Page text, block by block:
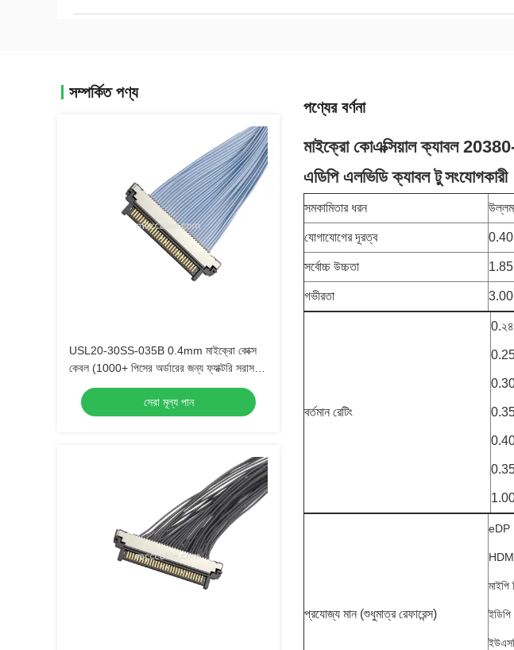
সম্পর্কিত পণ্য
USL20-30SS-035B 0.4mm মাইক্রো কোক্স
কেবল (1000+ পিসের অর্ডারের জন্য ফ্যাক্টরি সরাসরি
সেরা মূল্য পান
পণ্যের বর্ণনা
মাইক্রো কোএক্সিয়াল ক্যাবল
এডিপি এলভিডি ক্যাবল টুসংযোগকারী
সমকামিতার ধরন
যোগাযোগের দূরত্ব 0.40
সর্বোচ্চ উচ্চতা 1.85
গভীরতা 3.00
বর্তমান রেটিং
0.২৪
প্রযোজ্য মান (শুধুমাত্র রেফারেন্স)
eDP
মাইপি